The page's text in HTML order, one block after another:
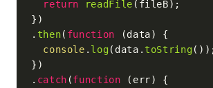
return
readFile (fileB);
})
. then( function (data) {
console . log(data. toString
})
. catch (function ( err) {